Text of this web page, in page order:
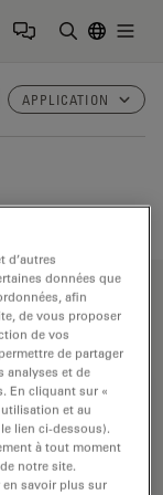
APPLICATION
sciences
pour la
d’autres
données que
afin
de vous proposer
de vos
de partager
analyses et de
En cliquant sur «
et au
lien ci-dessous).
à tout moment
notre site.
savoir plus sur